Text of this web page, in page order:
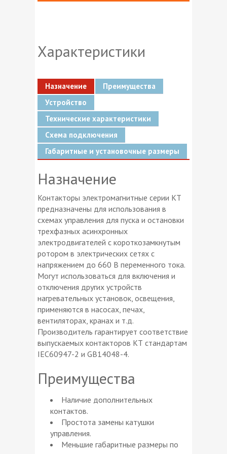
Характеристики
Назначение
Преимущества
Устройство
Технические характеристики
Схема подключения
Габаритные и установочные размеры
Назначение
Контакторы электромагнитные серии КТ
предназначены для использования в
схемах управления для пуска и остановки
трехфазных асинхронных
электродвигателей с короткозамкнутым
ротором в электрических сетях с
напряжением до 660 В переменного тока.
Могут использоваться для включения и
отключения других устройств
нагревательных установок, освещения,
применяются в насосах, печах,
вентиляторах, кранах и т.д.
Производитель гарантирует соответствие
выпускаемых контакторов КТ стандартам
IEC60947-2 и GB14048-4.
Преимущества
Наличие дополнительных
контактов.
Простота замены катушки
управления.
Меньшие габаритные размеры по